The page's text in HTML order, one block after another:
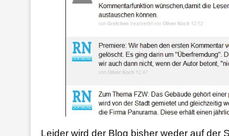
Leider wird der Blog bisher weder auf der